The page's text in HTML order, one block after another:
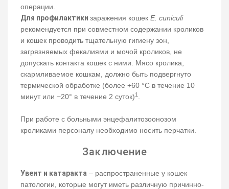
операции.
Для профилактики заражения кошек E. cuniculi
рекомендуется при совместном содержании кроликов
и кошек проводить тщательную гигиену зон,
загрязняемых фекалиями и мочой кроликов, не
допускать контакта кошек с ними. Мясо кролика,
скармливаемое кошкам, должно быть подвергнуто
термической обработке (более +60 °С в течение 10
минут или −20° в течение 2 суток)1
При работе с больными энцефалитозоонозом
кроликами персоналу необходимо носить перчатки.
Заключение
Увеит и катаракта – распространенные у кошек
патологии, которые могут иметь различную причинно-